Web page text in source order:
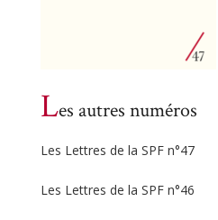
Les autres numéros
Les Lettres de la SPF n°47
Les Lettres de la SPF n°46